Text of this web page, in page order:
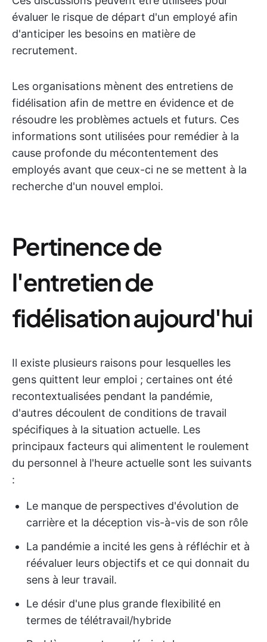
évaluer le risque de départ d'un employé afin
d'anticiper les besoins en matière de
recrutement.
Les organisations mènent des entretiens de
fidélisation afin de mettre en évidence et de
résoudre les problèmes actuels et futurs. Ces
informations sont utilisées pour remédier à la
cause profonde du mécontentement des
employés avant que ceux-ci ne se mettent à la
recherche d'un nouvel emploi.
Pertinence de
l'entretien de
fidélisation aujourd'hui
Il existe plusieurs raisons pour lesquelles les
gens quittent leur emploi ; certaines ont été
recontextualisées pendant la pandémie,
d'autres découlent de conditions de travail
spécifiques à la situation actuelle. Les
principaux facteurs qui alimentent le roulement
du personnel à l'heure actuelle sont les suivants
:
Le manque de perspectives d'évolution de
carrière et la déception vis-à-vis de son rôle
La pandémie a incité les gens à réfléchir et à
réévaluer leurs objectifs et ce qui donnait du
sens à leur travail.
Le désir d'une plus grande flexibilité en
termes de télétravail/hybride